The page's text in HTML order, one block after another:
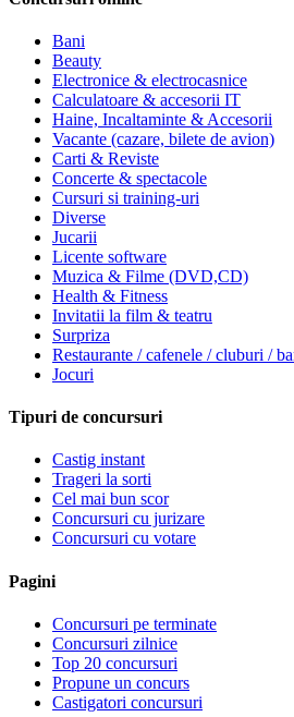
Bani
Beauty
Electronice & electrocasnice
Calculatoare & accesorii IT
Haine, Incaltaminte & Accesorii
Vacante (cazare, bilete de avion)
Carti & Reviste
Concerte & spectacole
Cursuri si training-uri
Diverse
Jucarii
Licente software
Muzica & Filme (DVD,CD)
Health & Fitness
Invitatii la film & teatru
Surpriza
Restaurante / cafenele / cluburi /
Jocuri
Tipuri de concursuri
Castig instant
Trageri la sorti
Cel mai bun scor
Concursuri cu jurizare
Concursuri cu votare
Pagini
Concursuri pe terminate
Concursuri zilnice
Top 20 concursuri
Propune un concurs
Castigatori concursuri